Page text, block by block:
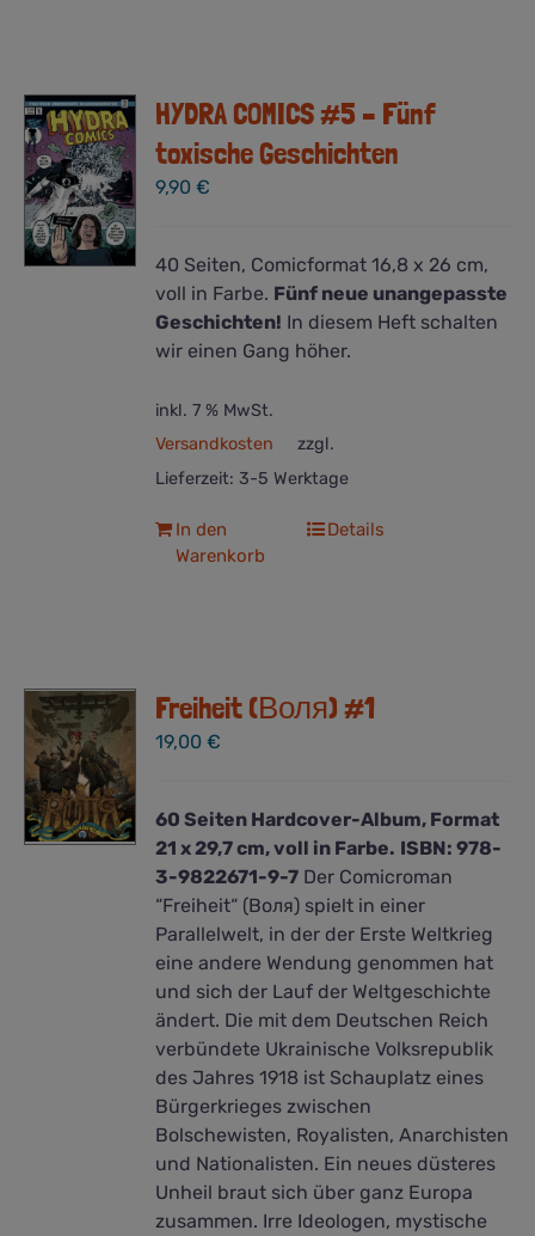
HYDRA COMICS #5 – Fünf
toxische Geschichten
9,90€
40 Seiten, Comicformat 16,8 x 26 cm,
voll in Farbe. Fünf neue unangepasste
Geschichten! In diesem Heft schalten
wir einen Gang höher.
inkl. 7 % MwSt.
zzgl.
Versandkosten
Lieferzeit: 3-5 Werktage
In den
Warenkorb
Details
Freiheit (Воля) #1
19,00€
60 Seiten Hardcover-Album, Format
21 x 29,7 cm, voll in Farbe. ISBN: 978-
3-9822671-9-7 Der Comicroman
“Freiheit“ (Воля) spielt in einer
Parallelwelt, in der der Erste Weltkrieg
eine andere Wendung genommen hat
und sich der Lauf der Weltgeschichte
ändert. Die mit dem Deutschen Reich
verbündete Ukrainische Volksrepublik
des Jahres 1918 ist Schauplatz eines
Bürgerkrieges zwischen
Bolschewisten, Royalisten, Anarchisten
und Nationalisten. Ein neues düsteres
Unheil braut sich über ganz Europa
zusammen. Irre Ideologen, mystische